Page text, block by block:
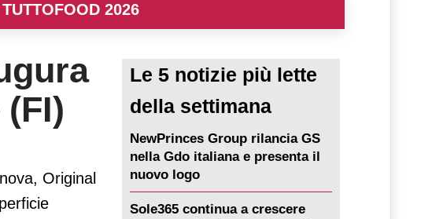
2026
Original
Le 5 notizie più lette
della settimana
NewPrinces Group rilancia GS
nella Gdo italiana e presenta il
nuovo logo
Sole365 continua a crescere